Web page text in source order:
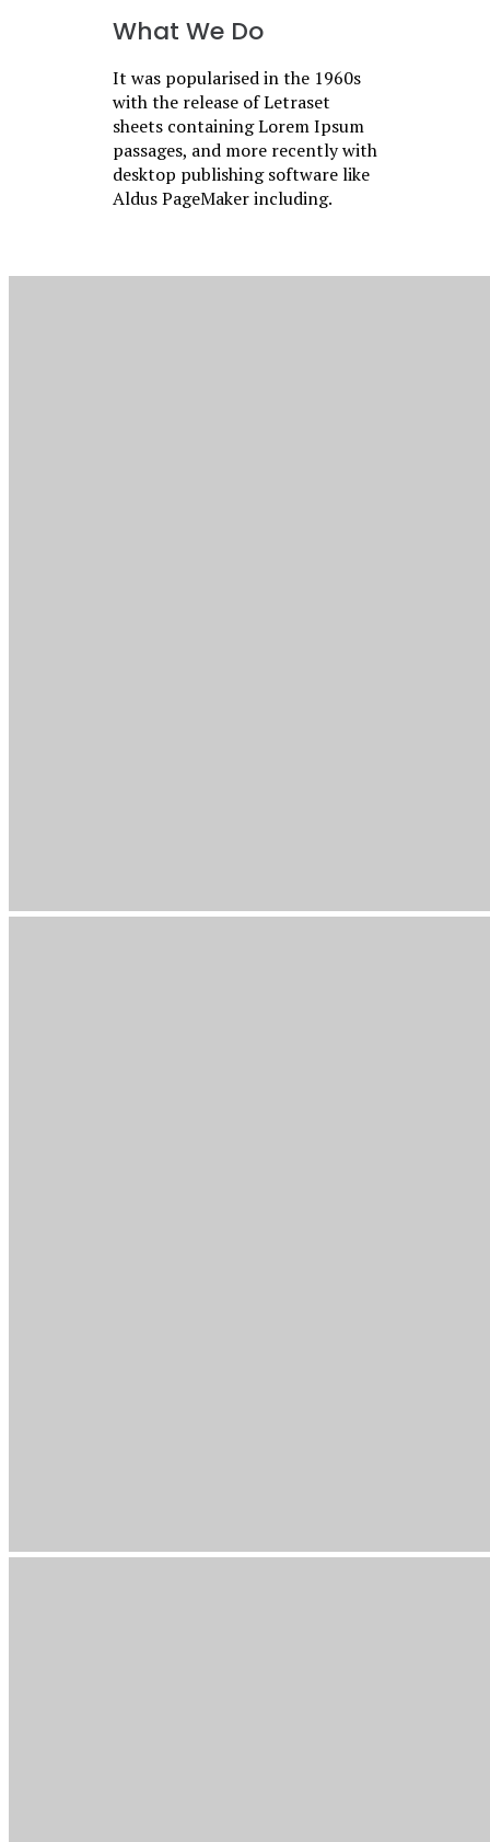
What We Do
It was popularised in the 1960s
with the release of Letraset
sheets containing Lorem Ipsum
passages, and more recently with
desktop publishing software like
Aldus PageMaker including.